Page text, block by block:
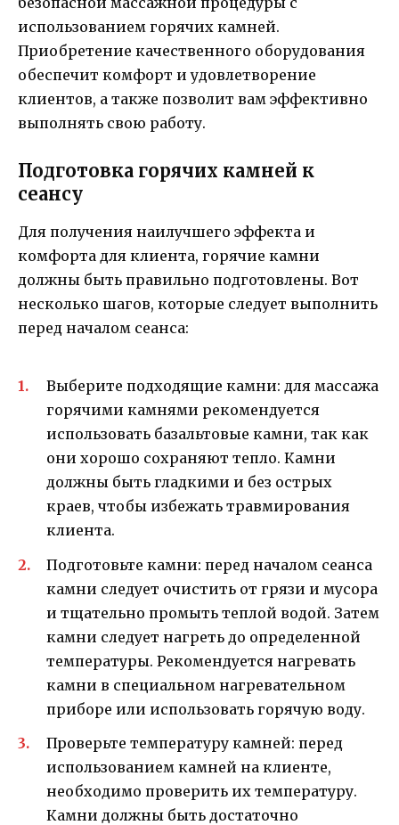
использованием горячих камней.
Приобретение качественного оборудования
обеспечит комфорт и удовлетворение
клиентов, а также позволит вам эффективно
выполнять свою работу.
Подготовка горячих камней к
сеансу
Для получения наилучшего эффекта и
комфорта для клиента, горячие камни
должны быть правильно подготовлены. Вот
несколько шагов, которые следует выполнить
перед началом сеанса:
Выберите подходящие камни: для массажа
горячими камнями рекомендуется
использовать базальтовые камни, так как
они хорошо сохраняют тепло. Камни
должны быть гладкими и без острых
краев, чтобы избежать травмирования
клиента.
Подготовьте камни: перед началом сеанса
камни следует очистить от грязи и мусора
и тщательно промыть теплой водой. Затем
камни следует нагреть до определенной
температуры. Рекомендуется нагревать
камни в специальном нагревательном
приборе или использовать горячую воду.
Проверьте температуру камней: перед
использованием камней на клиенте,
необходимо проверить их температуру.
Камни должны быть достаточно